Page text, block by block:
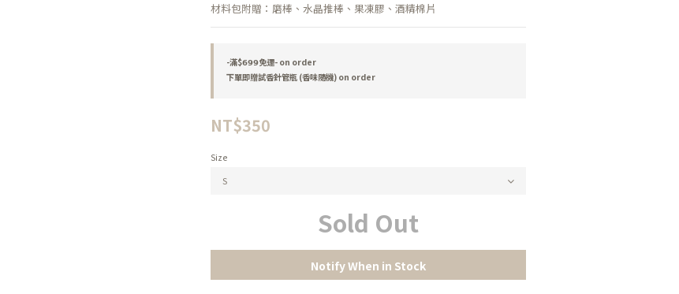
材料包附贈：磨棒、水晶推棒、果凍膠、酒精棉片
-滿$𝟲𝟵𝟵免運- on order
下單即贈試香針管瓶 (香味隨機) on order
NT$350
Size
Sold Out
Notify When in Stock